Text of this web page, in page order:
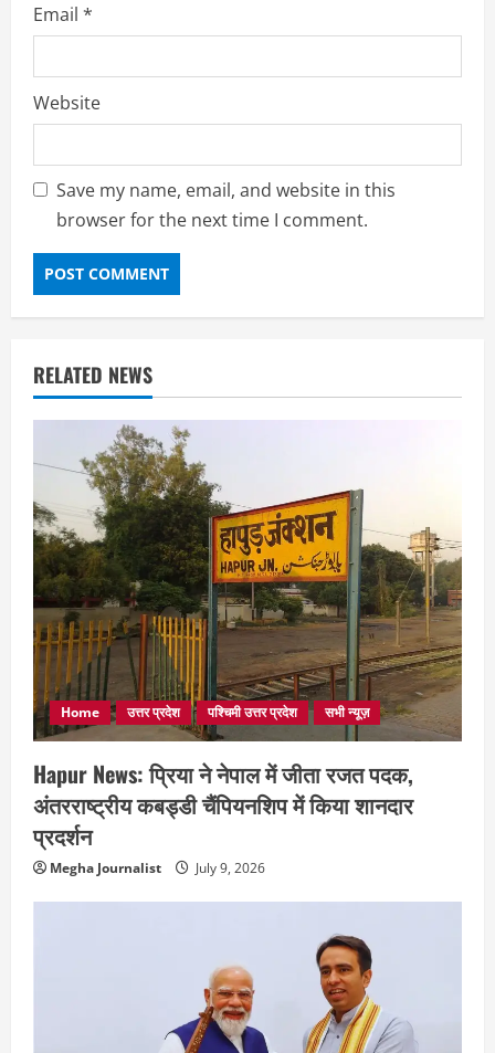
Email *
Website
Save my name, email, and website in this
browser for the next time I comment.
RELATED NEWS
Home उत्तर प्रदेश पश्चिमी उत्तर प्रदेश सभी न्यूज़
Hapur News: प्रिया ने नेपाल में जीता रजत पदक,
अंतरराष्ट्रीय कबड्डी चैंपियनशिप में किया शानदार
प्रदर्शन
Megha Journalist July 9, 2026